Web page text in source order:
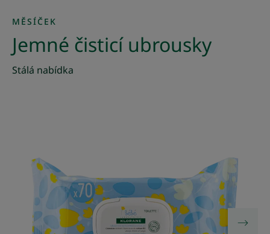
MĚSÍČEK
Jemné čisticí ubrousky
Stálá nabídka